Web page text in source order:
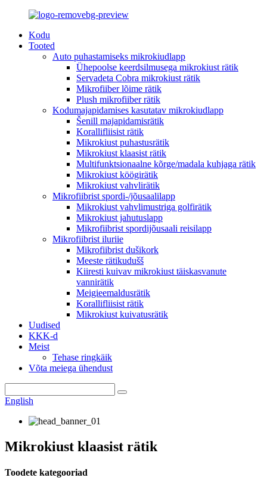
Kodu
Tooted
Auto puhastamiseks mikrokiudlapp
Ühepoolse keerdsilmusega mikrokiust rätik
Servadeta Cobra mikrokiust rätik
Mikrofiiber lõime rätik
Plush mikrofiiber rätik
Kodumajapidamises kasutatav mikrokiudlapp
Šenill majapidamisrätik
Korallifliisist rätik
Mikrokiust puhastusrätik
Mikrokiust klaasist rätik
Multifunktsionaalne kõrge/madala kuhjaga rätik
Mikrokiust köögirätik
Mikrokiust vahvlirätik
Mikrofiibrist spordi-/jõusaalilapp
Mikrokiust vahvlimustriga golfirätik
Mikrokiust jahutuslapp
Mikrofiibrist spordijõusaali reisilapp
Mikrofiibrist iluriie
Mikrofiibrist dušikork
Meeste rätikudušš
Kiiresti kuivav mikrokiust täiskasvanute
vannirätik
Meigieemaldusrätik
Korallifliisist rätik
Mikrokiust kuivatusrätik
Uudised
KKK-d
Meist
Tehase ringkäik
Võta meiega ühendust
English
Mikrokiust klaasist rätik
Toodete kategooriad